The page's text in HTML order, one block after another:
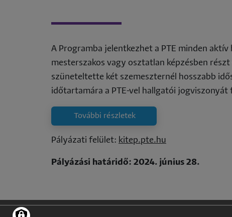
A Programba jelentkezhet a PTE minden
mesterszakos vagy osztatlan képzésben
szüneteltette két szemeszternél hosszabb
időtartamára a PTE-vel hallgatói
További részletek
Pályázati felület: kitep.pte.hu
Pályázási határidő: 2024. június 28.